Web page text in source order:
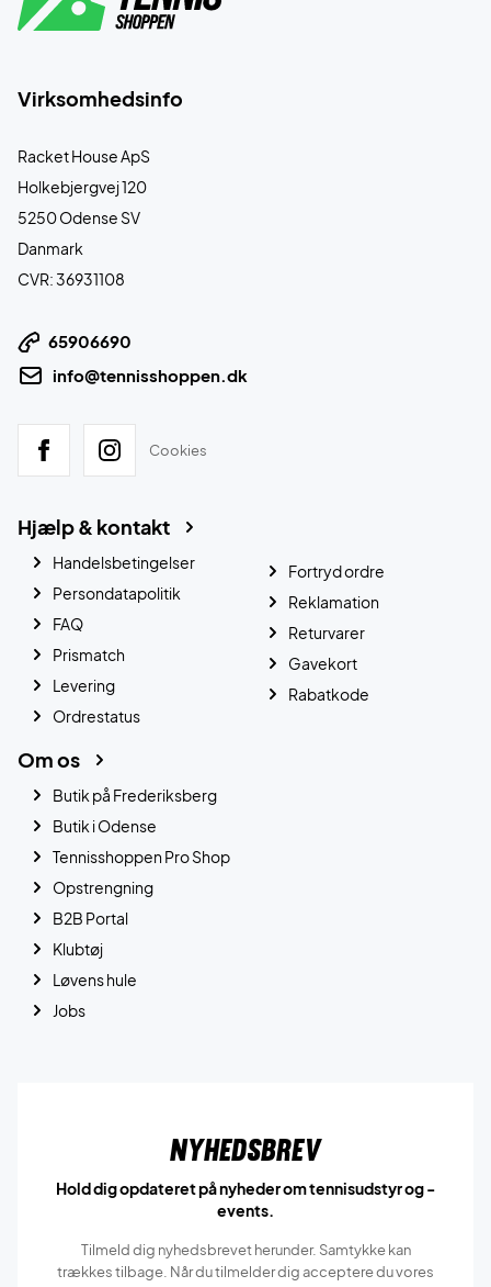
Virksomhedsinfo
Racket House ApS
Holkebjergvej 120
5250 Odense SV
Danmark
CVR: 36931108
65906690
info@tennisshoppen.dk
Cookies
Hjælp & kontakt
Handelsbetingelser
Persondatapolitik
FAQ
Prismatch
Levering
Ordrestatus
Fortryd ordre
Reklamation
Returvarer
Gavekort
Rabatkode
Om os
Butik på Frederiksberg
Butik i Odense
Tennisshoppen Pro Shop
Opstrengning
B2B Portal
Klubtøj
Løvens hule
Jobs
Nyhedsbrev
Hold dig opdateret på nyheder om tennisudstyr og -
events.
Tilmeld dig nyhedsbrevet herunder. Samtykke kan
trækkes tilbage. Når du tilmelder dig acceptere du vores